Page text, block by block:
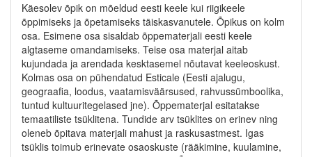
Käesolev õpik on mõeldud eesti keele kui riigikeele
õppimiseks ja õpetamiseks täiskasvanutele. Õpikus on kolm
osa. Esimene osa sisaldab õppematerjali eesti keele
algtaseme omandamiseks. Teise osa materjal aitab
kujundada ja arendada kesktasemel nõutavat keeleoskust.
Kolmas osa on pühendatud Esticale (Eesti ajalugu,
geograafia, loodus, vaatamisväärsused, rahvussümboolika,
tuntud kultuuritegelased jne). Õppematerjal esitatakse
temaatiliste tsüklitena. Tundide arv tsüklites on erinev ning
oleneb õpitava materjali mahust ja raskusastmest. Igas
tsüklis toimub erinevate osaoskuste (rääkimine, kuulamine,